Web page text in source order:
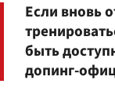
Если вновь
быть
допинг-